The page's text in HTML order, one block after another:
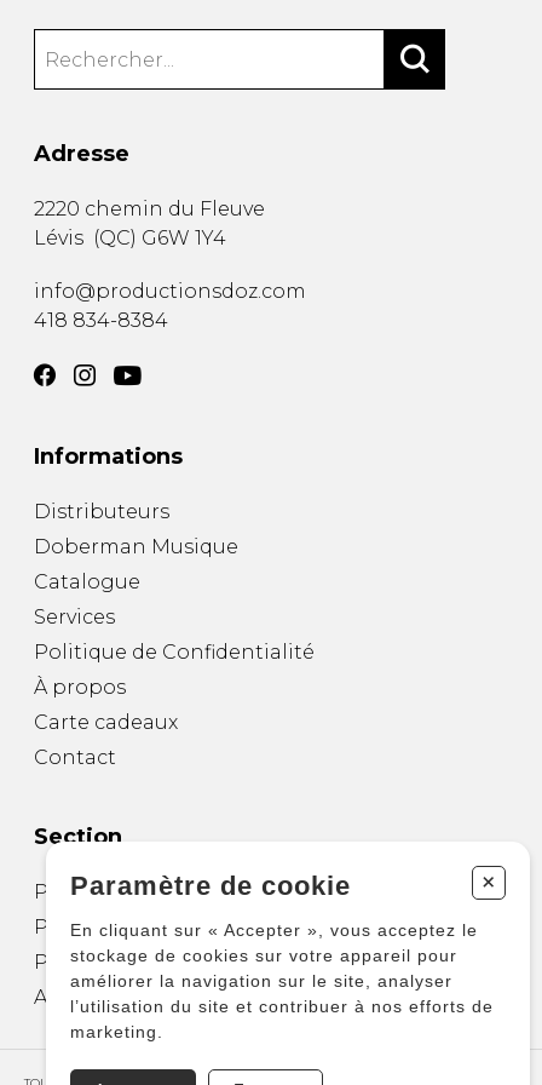
Adresse
2220 chemin du Fleuve
Lévis (QC) G6W 1Y4
info@productionsdoz.com
418 834-8384
Informations
Distributeurs
Doberman Musique
Catalogue
Services
Politique de Confidentialité
À propos
Carte cadeaux
Contact
Section
Partitions pour guitare
Partitions pour autres instruments
Partitions pour ensembles
Autres produits
Paramètre de cookie +
En cliquant sur « Accepter », vous acceptez le
stockage de cookies sur votre appareil pour
améliorer la navigation sur le site, analyser
l’utilisation du site et contribuer à nos efforts de
marketing.